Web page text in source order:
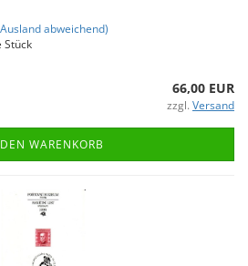
abweichend)
Stück
66,00 EUR
zzgl. Versand
WARENKORB